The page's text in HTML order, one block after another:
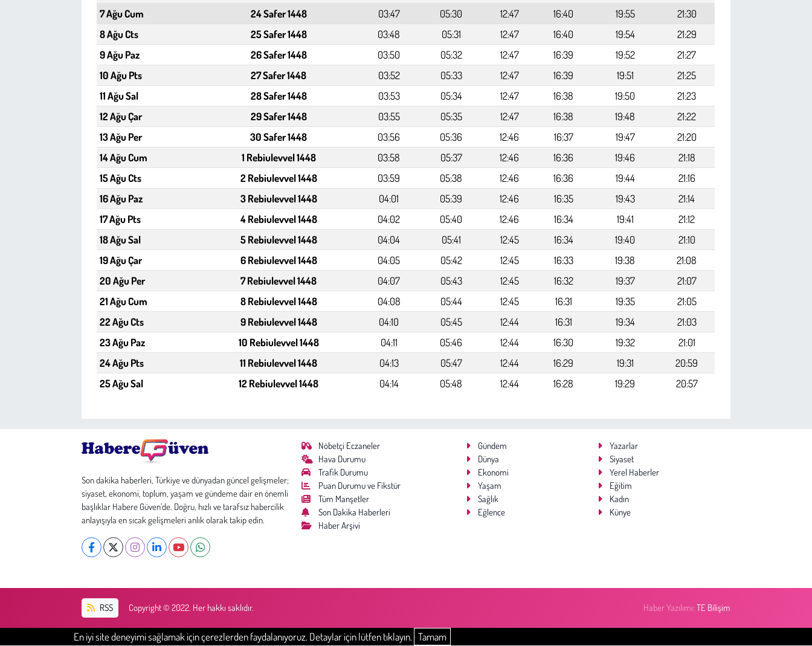
7 Ağu Cum
24 Safer 1448 03:47 05:30 12:47 16:40 19:55
21:30
8 Ağu Cts
25 Safer 1448 03:48 05:31 12:47 16:40 19:54
21:29
9 Ağu Paz
26 Safer 1448 03:50 05:32 12:47 16:39 19:52
21:27
10 Ağu Pts
27 Safer 1448 03:52 05:33 12:47 16:39 19:51
21:25
11 Ağu Sal
28 Safer 1448 03:53 05:34 12:47 16:38 19:50
21:23
12 Ağu Çar
29 Safer 1448 03:55 05:35 12:47 16:38 19:48
21:22
13 Ağu Per
30 Safer 1448 03:56 05:36 12:46 16:37 19:47
21:20
14 Ağu Cum
1 Rebiulevvel 1448 03:58 05:37 12:46 16:36 19:46
21:18
15 Ağu Cts
2 Rebiulevvel 1448 03:59 05:38 12:46 16:36 19:44
21:16
16 Ağu Paz
3 Rebiulevvel 1448 04:01 05:39 12:46 16:35 19:43
21:14
17 Ağu Pts
4 Rebiulevvel 1448 04:02 05:40 12:46 16:34 19:41
21:12
18 Ağu Sal
5 Rebiulevvel 1448 04:04 05:41 12:45 16:34 19:40
21:10
19 Ağu Çar
6 Rebiulevvel 1448 04:05 05:42 12:45 16:33 19:38
21:08
20 Ağu Per
7 Rebiulevvel 1448 04:07 05:43 12:45 16:32 19:37
21:07
21 Ağu Cum
8 Rebiulevvel 1448 04:08 05:44 12:45 16:31 19:35
21:05
22 Ağu Cts
9 Rebiulevvel 1448 04:10 05:45 12:44 16:31 19:34
21:03
23 Ağu Paz
10 Rebiulevvel 1448 04:11 05:46 12:44 16:30 19:32
21:01
24 Ağu Pts
11 Rebiulevvel 1448 04:13 05:47 12:44 16:29 19:31
20:59
25 Ağu Sal
12 Rebiulevvel 1448 04:14 05:48 12:44 16:28 19:29 20:57
Son dakika haberleri, Türkiye ve dünyadan güncel gelişmeler;
siyaset, ekonomi, toplum, yaşam ve gündeme dair en önemli
başlıklar Habere Güven’de. Doğru, hızlı ve tarafsız habercilik
anlayışıyla en sıcak gelişmeleri anlık olarak takip edin.
Nöbetçi Eczaneler
Hava Durumu
Trafik Durumu
Puan Durumu ve Fikstür
Tüm Manşetler
Son Dakika Haberleri
Haber Arşivi
Gündem
Yazarlar
Dünya
Siyaset
Ekonomi
Yerel Haberler
Yaşam
Eğitim
Sağlık
Kadın
Eğlence
Künye
RSS Copyright © 2022. Her hakkı saklıdır. Haber Yazılımı:TE Bilişim
En iyi site deneyimi sağlamak için çerezlerden faydalanıyoruz. Detaylar için lütfen tıklayın. Tamam